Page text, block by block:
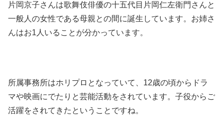
片岡京子さんは歌舞伎俳優の十五代目片岡仁左衛門さんと
一般人の女性である母親との間に誕生しています。お姉さ
んはお1人いることが分かっています。
所属事務所はホリプロとなっていて、12歳の頃からドラ
マや映画にでたりと芸能活動をされています。子役からご
活躍をされてきたということですね。